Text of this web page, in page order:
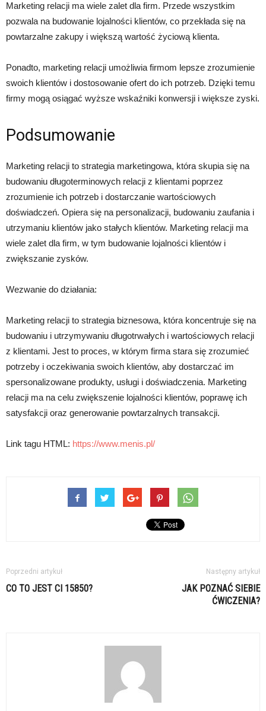
Marketing relacji ma wiele zalet dla firm. Przede wszystkim
pozwala na budowanie lojalności klientów, co przekłada się na
powtarzalne zakupy i większą wartość życiową klienta.
Ponadto, marketing relacji umożliwia firmom lepsze zrozumienie
swoich klientów i dostosowanie ofert do ich potrzeb. Dzięki temu
firmy mogą osiągać wyższe wskaźniki konwersji i większe zyski.
Podsumowanie
Marketing relacji to strategia marketingowa, która skupia się na
budowaniu długoterminowych relacji z klientami poprzez
zrozumienie ich potrzeb i dostarczanie wartościowych
doświadczeń. Opiera się na personalizacji, budowaniu zaufania i
utrzymaniu klientów jako stałych klientów. Marketing relacji ma
wiele zalet dla firm, w tym budowanie lojalności klientów i
zwiększanie zysków.
Wezwanie do działania:
Marketing relacji to strategia biznesowa, która koncentruje się na
budowaniu i utrzymywaniu długotrwałych i wartościowych relacji
z klientami. Jest to proces, w którym firma stara się zrozumieć
potrzeby i oczekiwania swoich klientów, aby dostarczać im
spersonalizowane produkty, usługi i doświadczenia. Marketing
relacji ma na celu zwiększenie lojalności klientów, poprawę ich
satysfakcji oraz generowanie powtarzalnych transakcji.
Link tagu HTML: https://www.menis.pl/
Poprzedni artykuł
CO TO JEST CI 15850?
Następny artykuł
JAK POZNAĆ SIEBIE
ĆWICZENIA?